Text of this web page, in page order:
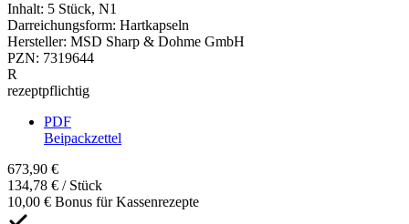
Inhalt: 5 Stück, N1
Darreichungsform: Hartkapseln
Hersteller: MSD Sharp & Dohme GmbH
PZN: 7319644
R
rezeptpflichtig
PDF
Beipackzettel
673,90 €
134,78 € / Stück
10,00 € Bonus für Kassenrezepte